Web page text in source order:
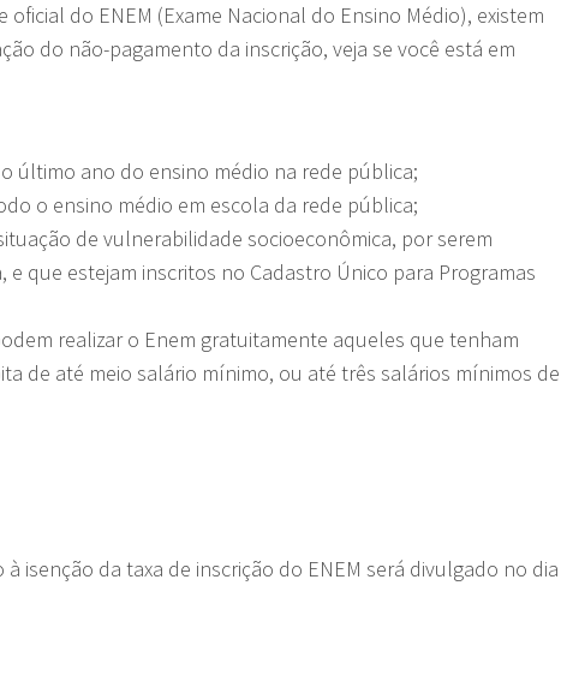
do ENEM (Exame Nacional do Ensino Médio), existem
do não-pagamento da inscrição, veja se você está em
último ano do ensino médio na rede pública;
o ensino médio em escola da rede pública;
de vulnerabilidade socioeconômica, por serem
e que estejam inscritos no Cadastro Único para Programas
realizar o Enem gratuitamente aqueles que tenham
de até meio salário mínimo, ou até três salários mínimos de
isenção da taxa de inscrição do ENEM será divulgado no dia